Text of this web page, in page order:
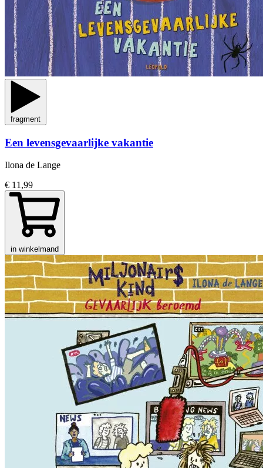
fragment
Een levensgevaarlijke vakantie
Ilona de Lange
€ 11,99
in winkelmand